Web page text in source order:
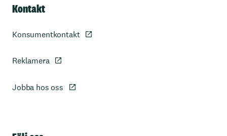
Kontakt
Konsumentkontakt
Reklamera
Jobba hos oss